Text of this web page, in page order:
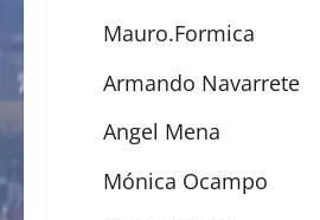
Mauro.Formica
Armando Navarrete
Angel Mena
Mónica Ocampo